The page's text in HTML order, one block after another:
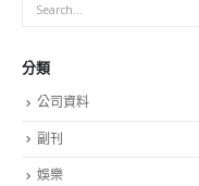
分類
公司資料
副刊
娛樂